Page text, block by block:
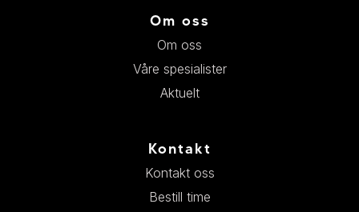
Om oss
Om oss
Våre spesialister
Aktuelt
Kontakt
Kontakt oss
Bestill time